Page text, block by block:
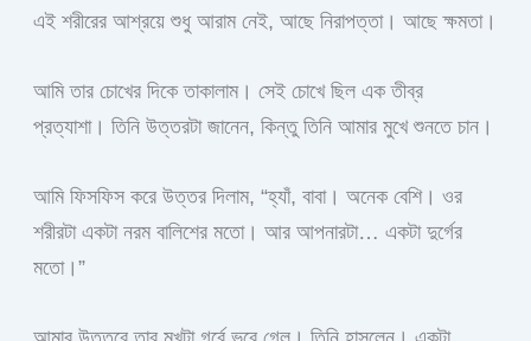
এই শরীরের আশ্রয়ে শুধু আরাম নেই, আছে নিরাপত্তা। আছে ক্ষমতা।
আমি তার চোখের দিকে তাকালাম। সেই চোখে ছিল এক তীব্র
প্রত্যাশা। তিনি উত্তরটা জানেন, কিন্তু তিনি আমার মুখে শুনতে চান।
আমি ফিসফিস করে উত্তর দিলাম, “হ্যাঁ, বাবা। অনেক বেশি। ওর
শরীরটা একটা নরম বালিশের মতো। আর আপনারটা… একটা দুর্গের
মতো।”